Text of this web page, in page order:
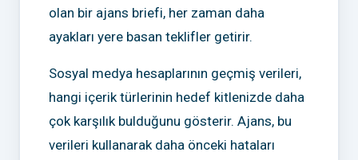
olan bir ajans briefi, her zaman daha
ayakları yere basan teklifler getirir.
Sosyal medya hesaplarının geçmiş verileri,
hangi içerik türlerinin hedef kitlenizde daha
çok karşılık bulduğunu gösterir. Ajans, bu
verileri kullanarak daha önceki hataları